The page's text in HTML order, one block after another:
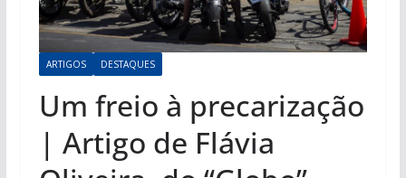
ARTIGOS DESTAQUES
Um freio à precarização
| Artigo de Flávia